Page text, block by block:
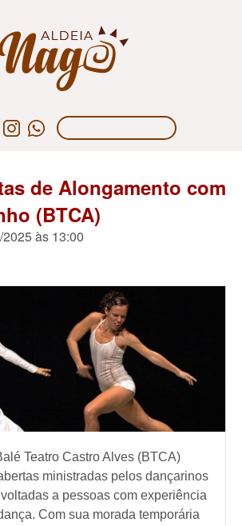
de Alongamento com
(BTCA)
às 13:00
Teatro Castro Alves (BTCA)
ministradas pelos dançarinos
a pessoas com experiência
Com sua morada temporária